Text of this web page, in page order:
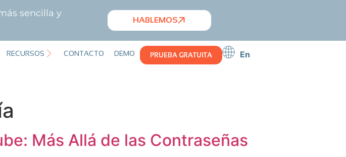
sencilla y
HABLEMOS
RECURSOS CONTACTO DEMO PRUEBA GRATUITA En
Más Allá de las Contraseñas